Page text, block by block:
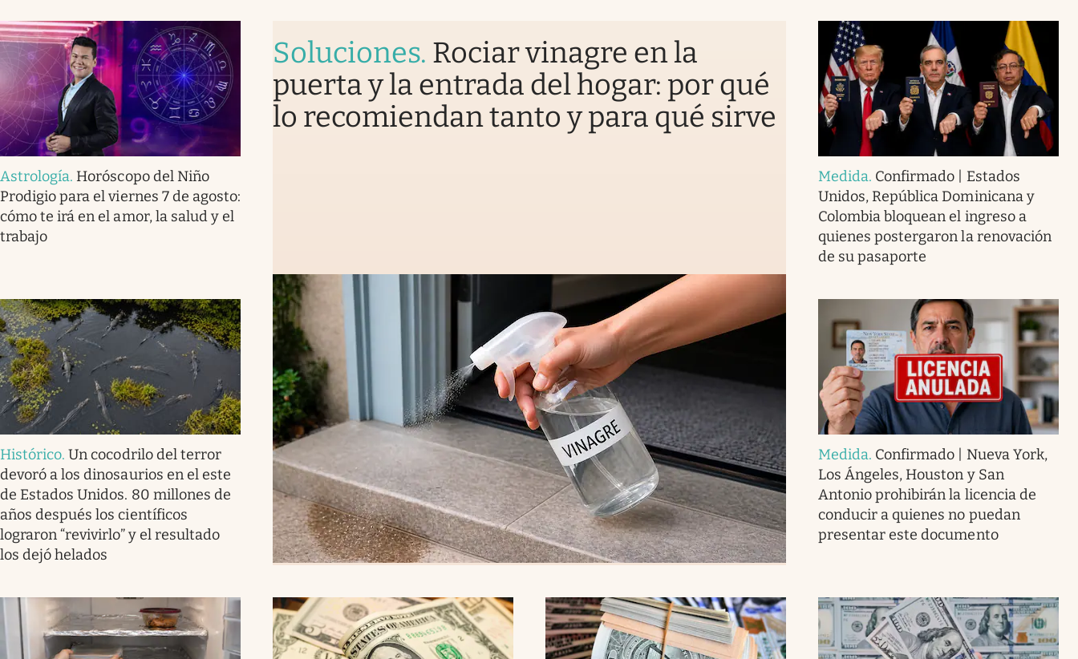
Astrología. Horóscopo del Niño
Prodigio para el viernes 7 de agosto:
cómo te irá en el amor, la salud y el
trabajo
Soluciones. Rociar vinagre en la
puerta y la entrada del hogar: por qué
lo recomiendan tanto y para qué sirve
Medida. Confirmado | Estados
Unidos, República Dominicana y
Colombia bloquean el ingreso a
quienes postergaron la renovación
de su pasaporte
Histórico.Un cocodrilo del terror
devoró a los dinosaurios en el este
de Estados Unidos. 80 millones de
años después los científicos
lograron “revivirlo” y el resultado
los dejó helados
Medida. Confirmado | Nueva York,
Los Ángeles, Houston y San
Antonio prohibirán la licencia de
conducir a quienes no puedan
presentar este documento